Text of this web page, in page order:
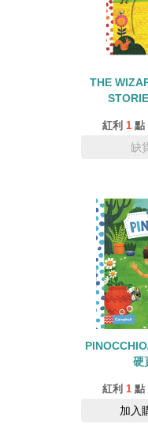
THE
紅利 1 點
缺
硬
紅利 1 點
加入